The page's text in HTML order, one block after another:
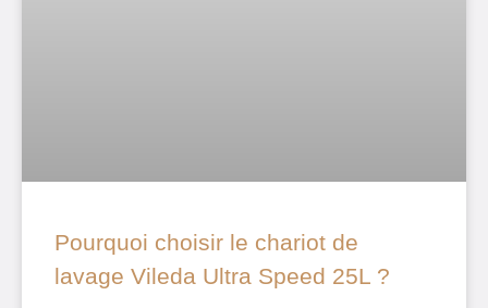
Pourquoi choisir le chariot de
lavage Vileda Ultra Speed 25L ?